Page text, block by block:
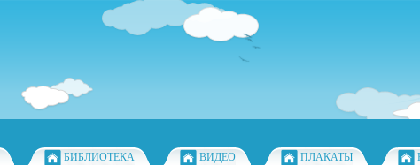
БИБЛИОТЕКА ВИДЕО ПЛАКАТЫ